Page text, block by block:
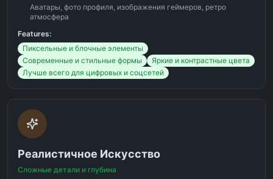
Аватары, фото профиля, изображения геймеров, ретро
атмосфера
Features:
Пиксельные и блочные элементы
Современные и стильные формы
Яркие и контрастные цвета
Лучше всего для цифровых и соцсетей
Реалистичное Искусство
Сложные детали и глубина